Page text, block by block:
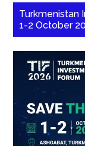
Turkmenistan
1-2 October